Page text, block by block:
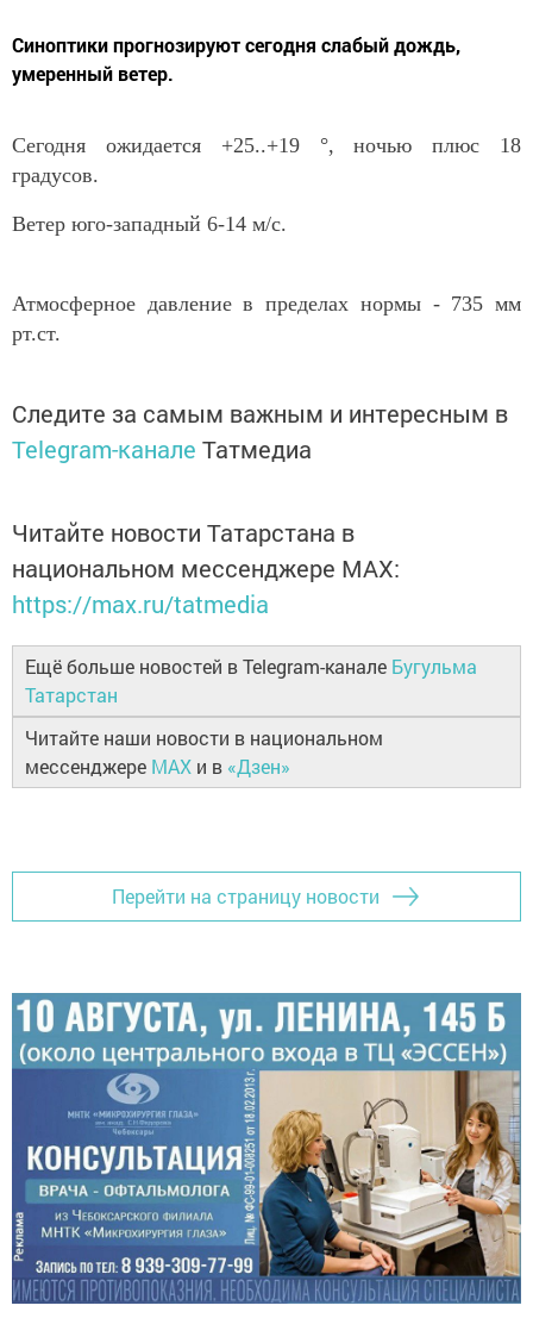
Синоптики прогнозируют сегодня cлабый дождь,
умеренный ветер.
Сегодня ожидается +25..+19 °, ночью плюс 18
градусов.
Ветер юго-западный 6-14 м/с.
Атмосферное давление в пределах нормы - 735 мм
рт.ст.
Следите за самым важным и интересным в
Telegram-канале Татмедиа
Читайте новости Татарстана в
национальном мессенджере MАХ:
https://max.ru/tatmedia
Ещё больше новостей в Telegram-канале Бугульма
Татарстан
Читайте наши новости в национальном
мессенджере MAX и в «Дзен»
Перейти на страницу новости